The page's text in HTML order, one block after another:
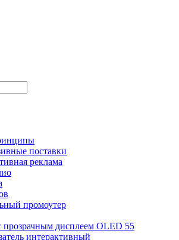
поставки
реклама
промоутер
прозрачным дисплеем OLED 55
интерактивный